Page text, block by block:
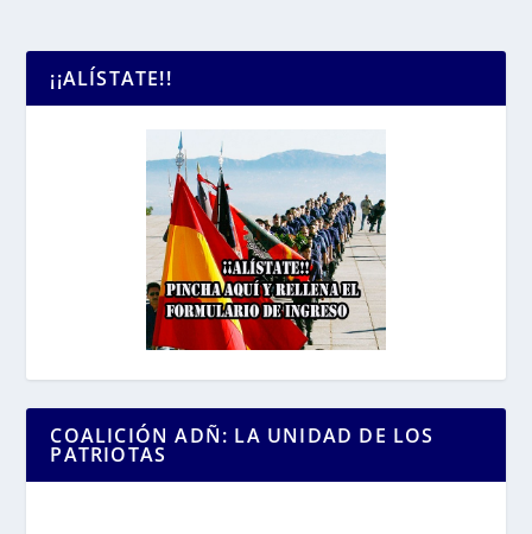
¡¡ALÍSTATE!!
COALICIÓN ADÑ: LA UNIDAD DE LOS
PATRIOTAS